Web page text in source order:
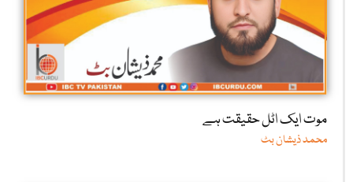
موت ایک اٹل حقیقت ہے
محمد ذیشان بٹ